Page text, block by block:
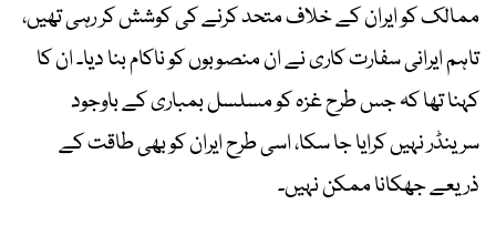
ممالک کو ایران کے خلاف متحد کرنے کی کوشش کر رہی تھیں،
تاہم ایرانی سفارت کاری نے ان منصوبوں کو ناکام بنا دیا۔ ان کا
کہنا تھا کہ جس طرح غزہ کو مسلسل بمباری کے باوجود
سرینڈر نہیں کرایا جا سکا، اسی طرح ایران کو بھی طاقت کے
ذریعے جھکانا ممکن نہیں۔